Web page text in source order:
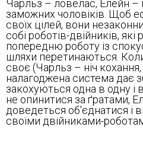
Чарльз – ловелас, Елейн
заможних чоловіків. Щоб
своїх цілей, вони
собі роботів-двійників,
попередню роботу із
шляхи перетинаються.
своє (Чарльз – ніч
налагоджена система дає
закохуються одна в одну
не опинитися за ґратами,
доведеться об'єднатися і
своїми двійниками-